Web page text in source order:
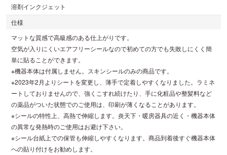
溶剤インクジェット
仕様
マットな質感で高級感のある仕上がりです。
空気が入りにくいエアフリーシールなので初めての方でも失敗しにくく簡
単に貼ることができます。
※機器本体は付属しません。スキンシールのみの商品です。
※2023年2月よりシートを変更し、薄手で定着しやすくなりました。ラミネ
ートしておりませんので、強くこすれ続けたり、手に化粧品や整髪料など
の薬品がついた状態でのご使用は、印刷が薄くなることがあります。
※シールの特性上、高熱で伸縮します。炎天下・暖房器具の近く・機器本体
の異常な発熱時のご使用はお避け下さい。
※シール台紙上での保管も伸縮しやすくなります。商品到着後すぐ機器本体
への貼り付けをお勧めします。